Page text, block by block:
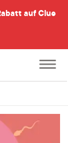
auf Clue
öffnen